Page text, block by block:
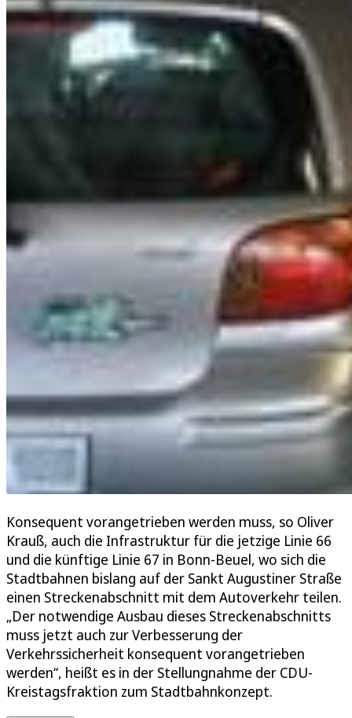
Konsequent vorangetrieben werden muss, so Oliver
Krauß, auch die Infrastruktur für die jetzige Linie 66
und die künftige Linie 67 in Bonn-Beuel, wo sich die
Stadtbahnen bislang auf der Sankt Augustiner Straße
einen Streckenabschnitt mit dem Autoverkehr teilen.
„Der notwendige Ausbau dieses Streckenabschnitts
muss jetzt auch zur Verbesserung der
Verkehrssicherheit konsequent vorangetrieben
werden“, heißt es in der Stellungnahme der CDU-
Kreistagsfraktion zum Stadtbahnkonzept.